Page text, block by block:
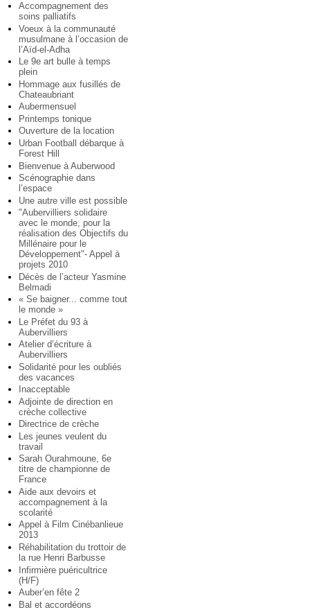
Accompagnement des
soins palliatifs
Voeux à la communauté
musulmane à l’occasion de
l’Aïd-el-Adha
Le 9e art bulle à temps
plein
Hommage aux fusillés de
Chateaubriant
Aubermensuel
Printemps tonique
Ouverture de la location
Urban Football débarque à
Forest Hill
Bienvenue à Auberwood
Scénographie dans
l’espace
Une autre ville est possible
"Aubervilliers solidaire
avec le monde, pour la
réalisation des Objectifs du
Millénaire pour le
Développement"- Appel à
projets 2010
Décès de l’acteur Yasmine
Belmadi
« Se baigner... comme tout
le monde »
Le Préfet du 93 à
Aubervilliers
Atelier d’écriture à
Aubervilliers
Solidarité pour les oubliés
des vacances
Inacceptable
Adjointe de direction en
crèche collective
Directrice de crèche
Les jeunes veulent du
travail
Sarah Ourahmoune, 6e
titre de championne de
France
Aide aux devoirs et
accompagnement à la
scolarité
Appel à Film Cinébanlieue
2013
Réhabilitation du trottoir de
la rue Henri Barbusse
Infirmière puéricultrice
(H/F)
Auber’en fête 2
Bal et accordéons